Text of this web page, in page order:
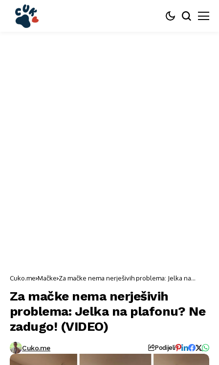
Cuko.me Mačke Za mačke nema nerješivih problema: Jelka na
Za mačke nema nerješivih
problema: Jelka na plafonu? Ne
zadugo! (VIDEO)
Cuko.me Podijeli